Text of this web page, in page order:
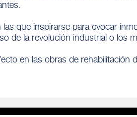
que inspirarse para evocar
de la revolución industrial o los
en las obras de rehabilitación